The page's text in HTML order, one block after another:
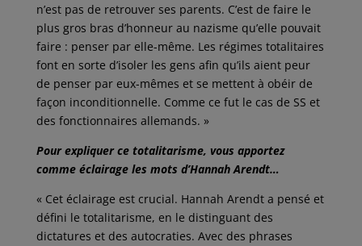
n’est pas de retrouver ses parents. C’est de faire le
plus gros bras d’honneur au nazisme qu’elle pouvait
faire : penser par elle-même. Les régimes totalitaires
font en sorte d’isoler les gens afin qu’ils aient peur
de penser par eux-mêmes et se mettent à obéir de
façon inconditionnelle. Comme ce fut le cas de SS et
des fonctionnaires allemands. »
Pour expliquer ce totalitarisme, vous apportez
comme éclairage les mots d’Hannah Arendt…
« Cet éclairage est crucial. Hannah Arendt a pensé et
défini le totalitarisme, en le distinguant des
dictatures et des autocraties. Avec des phrases